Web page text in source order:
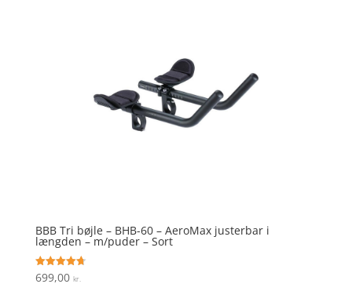
BBB Tri bøjle – BHB-60 – AeroMax justerbar i
længden – m/puder – Sort
Vurderet
699,00 kr.